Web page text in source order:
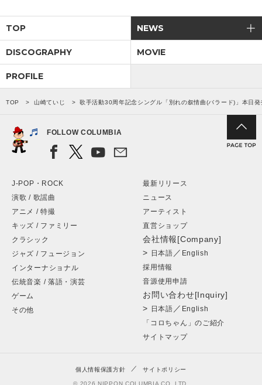
TOP NEWS
DISCOGRAPHY MOVIE
PROFILE
TOP 山崎ていじ 歌手活動30周年記念シングル「別れの叙情曲(バラード)」本日
FOLLOW COLUMBIA
J-POP・ROCK
演歌 / 歌謡曲
アニメ / 特撮
キッズ / ファミリー
クラシック
ジャズ / フュージョン
インターナショナル
伝統音楽 / 落語・演芸
ゲーム
その他
最新リリース
ニュース
アーティスト
直営ショップ
会社情報[Company]
> 日本語 ／ English
採用情報
音源使用申請
お問い合わせ[Inquiry]
> 日本語 ／ English
「コロちゃん」のご紹介
サイトマップ
個人情報保護方針 サイトポリシー
© 2026 NIPPON COLUMBIA CO.,LTD.